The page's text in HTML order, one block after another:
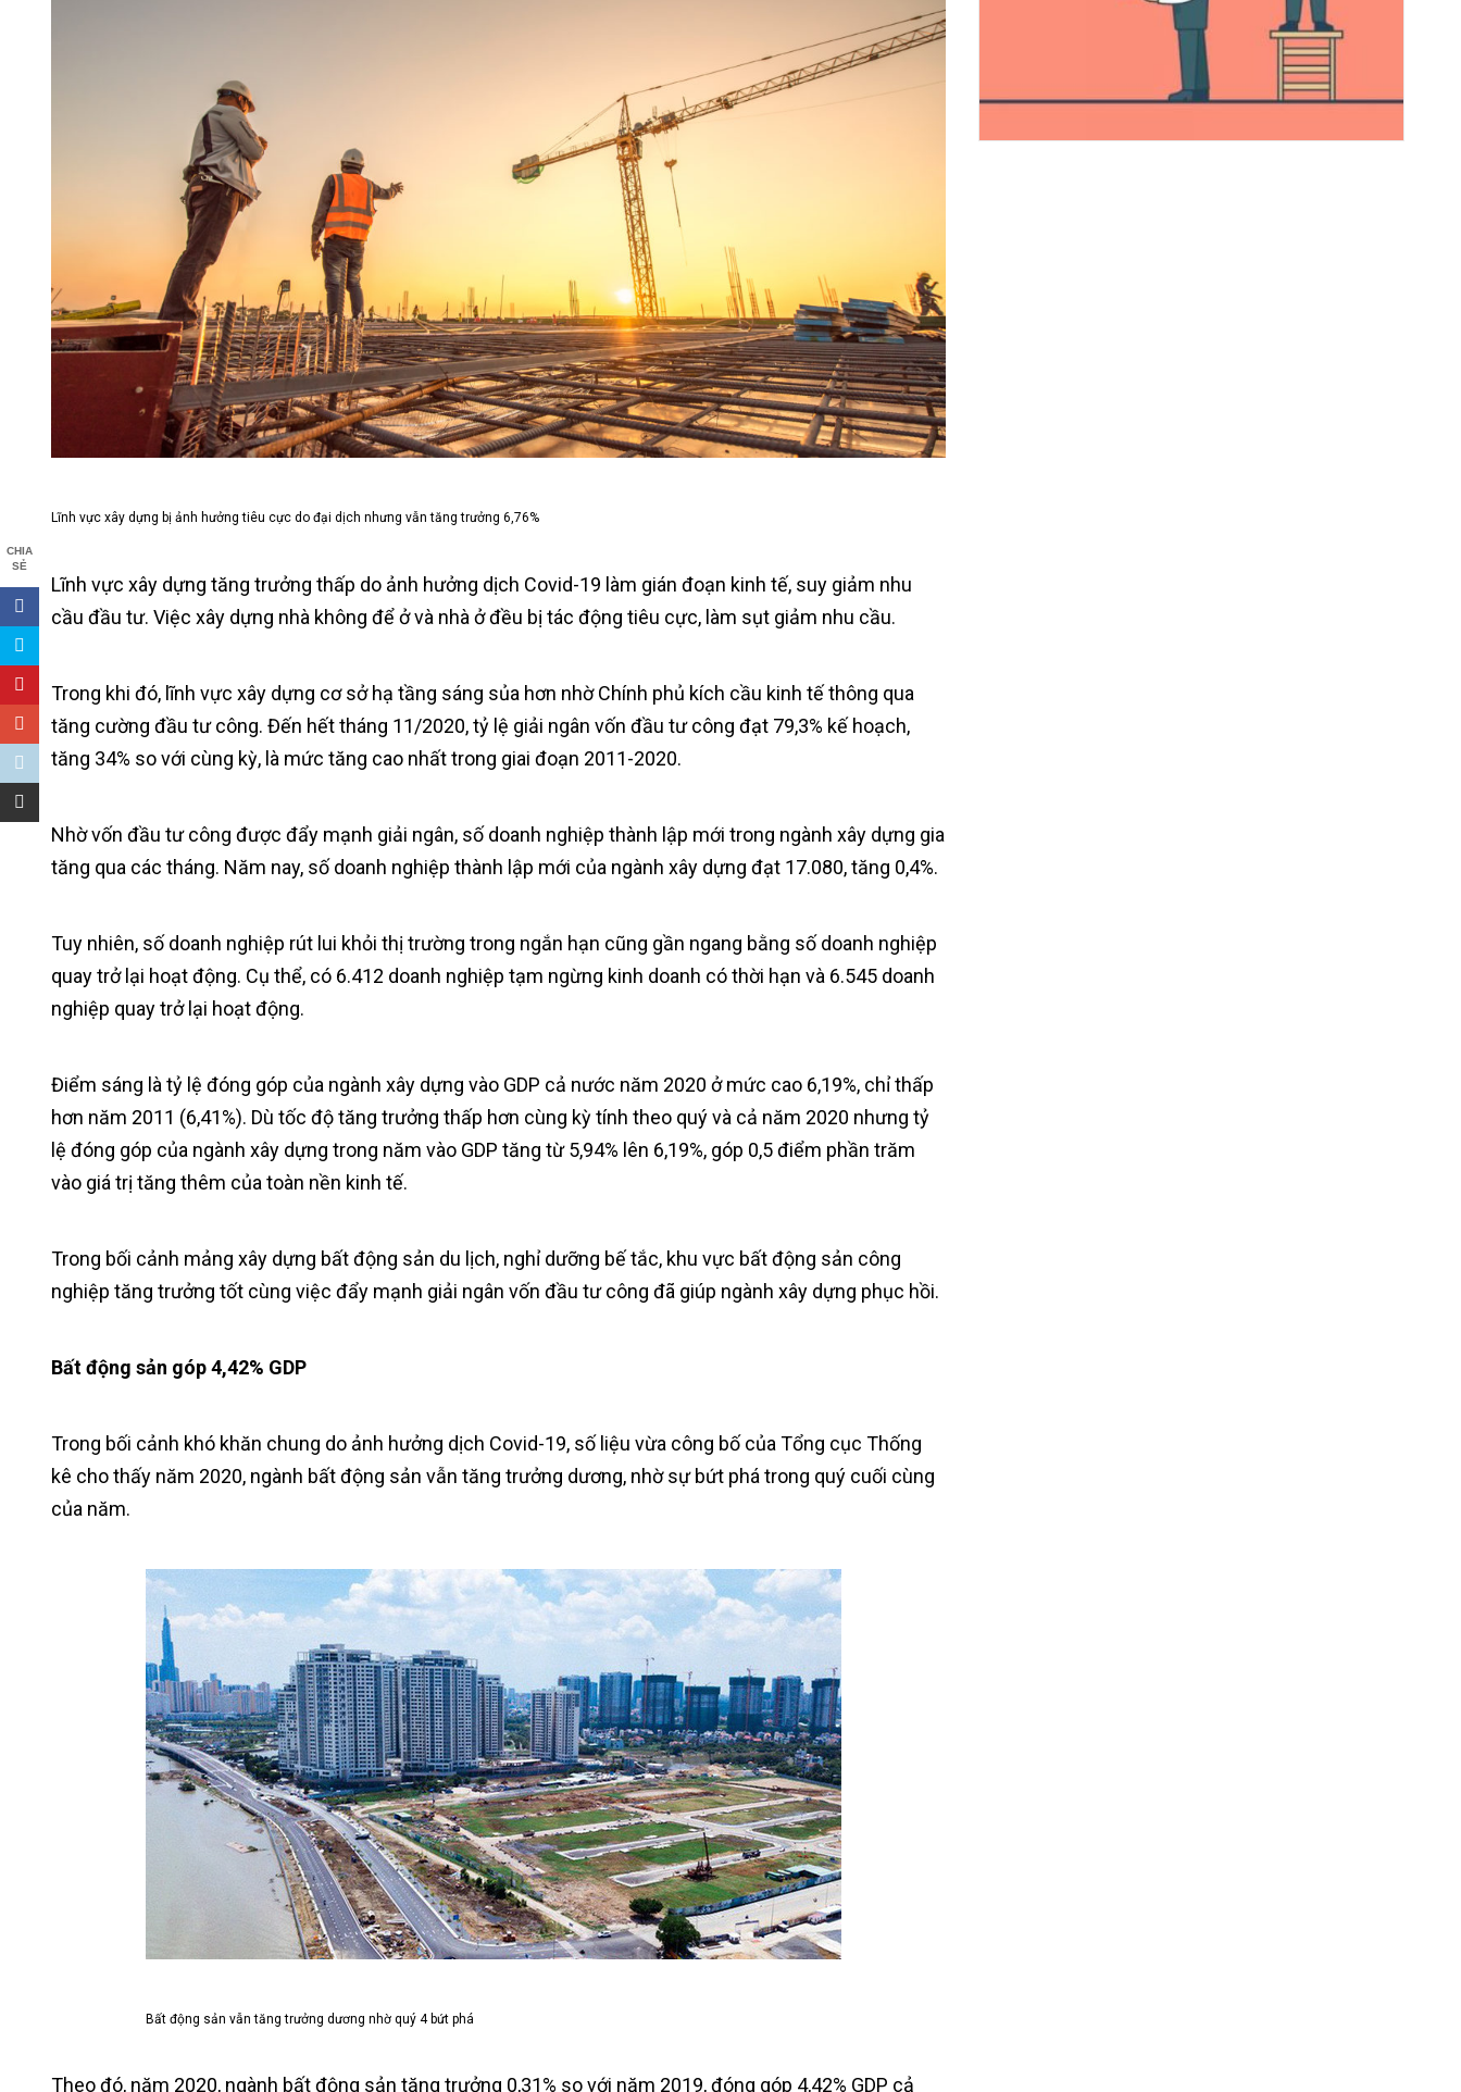
CHIA
SẺ
Lĩnh vực xây dựng bị ảnh hưởng tiêu cực do đại dịch nhưng vẫn tăng trưởng 6,76%
Lĩnh vực xây dựng tăng trưởng thấp do ảnh hưởng dịch Covid-19 làm gián đoạn kinh tế, suy giảm nhu
cầu đầu tư. Việc xây dựng nhà không để ở và nhà ở đều bị tác động tiêu cực, làm sụt giảm nhu cầu.
Trong khi đó, lĩnh vực xây dựng cơ sở hạ tầng sáng sủa hơn nhờ Chính phủ kích cầu kinh tế thông qua
tăng cường đầu tư công. Đến hết tháng 11/2020, tỷ lệ giải ngân vốn đầu tư công đạt 79,3% kế hoạch,
tăng 34% so với cùng kỳ, là mức tăng cao nhất trong giai đoạn 2011-2020.
Nhờ vốn đầu tư công được đẩy mạnh giải ngân, số doanh nghiệp thành lập mới trong ngành xây dựng gia
tăng qua các tháng. Năm nay, số doanh nghiệp thành lập mới của ngành xây dựng đạt 17.080, tăng 0,4%.
Tuy nhiên, số doanh nghiệp rút lui khỏi thị trường trong ngắn hạn cũng gần ngang bằng số doanh nghiệp
quay trở lại hoạt động. Cụ thể, có 6.412 doanh nghiệp tạm ngừng kinh doanh có thời hạn và 6.545 doanh
nghiệp quay trở lại hoạt động.
Điểm sáng là tỷ lệ đóng góp của ngành xây dựng vào GDP cả nước năm 2020 ở mức cao 6,19%, chỉ thấp
hơn năm 2011 (6,41%). Dù tốc độ tăng trưởng thấp hơn cùng kỳ tính theo quý và cả năm 2020 nhưng tỷ
lệ đóng góp của ngành xây dựng trong năm vào GDP tăng từ 5,94% lên 6,19%, góp 0,5 điểm phần trăm
vào giá trị tăng thêm của toàn nền kinh tế.
Trong bối cảnh mảng xây dựng bất động sản du lịch, nghỉ dưỡng bế tắc, khu vực bất động sản công
nghiệp tăng trưởng tốt cùng việc đẩy mạnh giải ngân vốn đầu tư công đã giúp ngành xây dựng phục hồi.
Bất động sản góp 4,42% GDP
Trong bối cảnh khó khăn chung do ảnh hưởng dịch Covid-19, số liệu vừa công bố của Tổng cục Thống
kê cho thấy năm 2020, ngành bất động sản vẫn tăng trưởng dương, nhờ sự bứt phá trong quý cuối cùng
của năm.
Bất động sản vẫn tăng trưởng dương nhờ quý 4 bứt phá
Theo đó, năm 2020, ngành bất động sản tăng trưởng 0,31% so với năm 2019, đóng góp 4,42% GDP cả